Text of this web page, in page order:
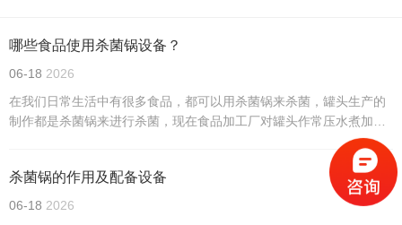
哪些食品使用杀菌锅设备？
06-18 2026
在我们日常生活中有很多食品，都可以用杀菌锅来杀菌，罐头生产的
制作都是杀菌锅来进行杀菌，现在食品加工厂对罐头作常压水煮加热
杀菌处理时都采用本形式的卧式杀菌锅，卧式杀菌锅通过引入压缩空
杀菌锅的作用及配备设备
06-18 2026